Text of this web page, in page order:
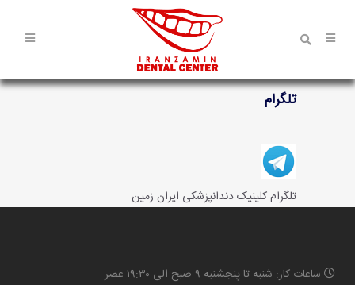
تلگرام
تلگرام کلینیک دندانپزشکی ایران زمین
ساعات کار: شنبه تا پنجشنبه ۹ صبح الی ۱۹:۳۰ عصر